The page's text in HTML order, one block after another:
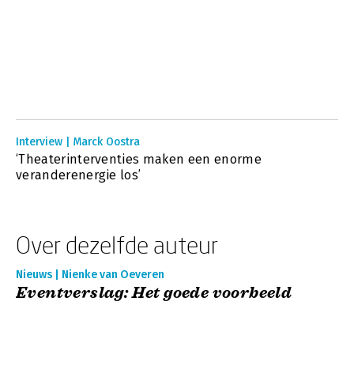
Interview | Marck Oostra
‘Theaterinterventies maken een enorme
veranderenergie los’
Over dezelfde auteur
Nieuws | Nienke van Oeveren
Eventverslag: Het goede voorbeeld